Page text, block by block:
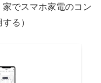
家でスマホ家電のコン
る）